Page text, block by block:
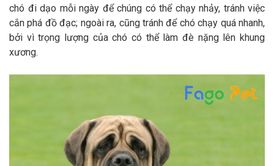
chó đi dạo mỗi ngày để chúng có thể chạy nhảy, tránh việc
cắn phá đồ đạc; ngoài ra, cũng tránh để chó chạy quá nhanh,
bởi vì trọng lượng của chó có thể làm đè nặng lên khung
xương.